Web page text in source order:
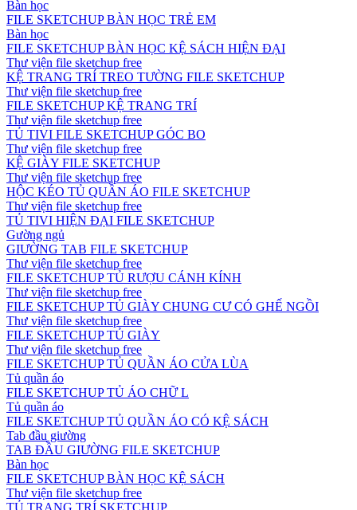
Bàn học
FILE SKETCHUP BÀN HỌC TRẺ EM
Bàn học
FILE SKETCHUP BÀN HỌC KỆ SÁCH HIỆN ĐẠI
Thư viện file sketchup free
KỆ TRANG TRÍ TREO TƯỜNG FILE SKETCHUP
Thư viện file sketchup free
FILE SKETCHUP KỆ TRANG TRÍ
Thư viện file sketchup free
TỦ TIVI FILE SKETCHUP GÓC BO
Thư viện file sketchup free
KỆ GIÀY FILE SKETCHUP
Thư viện file sketchup free
HỘC KÉO TỦ QUẦN ÁO FILE SKETCHUP
Thư viện file sketchup free
TỦ TIVI HIỆN ĐẠI FILE SKETCHUP
Gường ngủ
GIƯỜNG TAB FILE SKETCHUP
Thư viện file sketchup free
FILE SKETCHUP TỦ RƯỢU CÁNH KÍNH
Thư viện file sketchup free
FILE SKETCHUP TỦ GIÀY CHUNG CƯ CÓ GHẾ NGỒI
Thư viện file sketchup free
FILE SKETCHUP TỦ GIÀY
Thư viện file sketchup free
FILE SKETCHUP TỦ QUẦN ÁO CỬA LÙA
Tủ quần áo
FILE SKETCHUP TỦ ÁO CHỮ L
Tủ quần áo
FILE SKETCHUP TỦ QUẦN ÁO CÓ KỆ SÁCH
Tab đầu giường
TAB ĐẦU GIƯỜNG FILE SKETCHUP
Bàn học
FILE SKETCHUP BÀN HỌC KỆ SÁCH
Thư viện file sketchup free
TỦ TRANG TRÍ SKETCHUP